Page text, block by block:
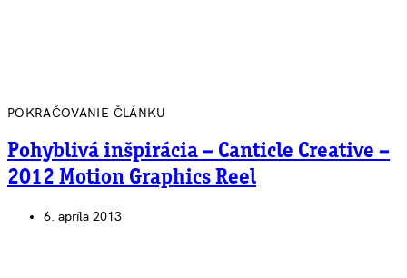
POKRAČOVANIE ČLÁNKU
Pohyblivá inšpirácia – Canticle Creative –
2012 Motion Graphics Reel
6. apríla 2013